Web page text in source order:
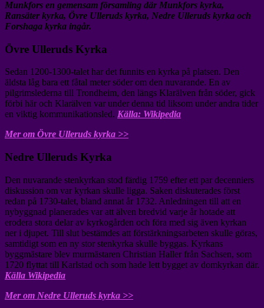
Munkfors en gemensam församling där Munkfors kyrka,
Ransäter kyrka, Övre Ulleruds kyrka, Nedre Ulleruds kyrka och
Forshaga kyrka ingår.
Övre Ulleruds Kyrka
Sedan 1200-1300-talet har det funnits en kyrka på platsen. Den
äldsta låg bara ett fåtal meter söder om den nuvarande. En av
pilgrimslederna till Trondheim, den längs Klarälven från söder, gick
förbi här och Klarälven var under denna tid liksom under andra tider
en viktig kommunikationsled. Källa: Wikipedia
Mer om Övre Ulleruds kyrka >>
Nedre Ulleruds Kyrka
Den nuvarande stenkyrkan stod färdig 1759 efter ett par decenniers
diskussion om var kyrkan skulle ligga. Saken diskuterades först
redan på 1730-talet, bland annat år 1732. Anledningen till att en
nybyggnad planerades var att älven bredvid varje år hotade att
erodera stora delar av kyrkogården och föra med sig även kyrkan
ner i djupet. Till slut bestämdes att förstärkningsarbeten skulle göras,
samtidigt som en ny stor stenkyrka skulle byggas. Kyrkans
byggmästare blev murmästaren Christian Haller från Sachsen, som
1720 flyttat till Karlstad och som hade lett bygget av domkyrkan där.
Källa Wikipedia
Mer om Nedre Ulleruds kyrka >>